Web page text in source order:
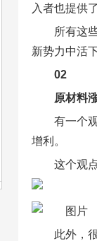
入者也提供
所有这
新势力中活
02
原材料
有一个
增利。
这个观
此外，